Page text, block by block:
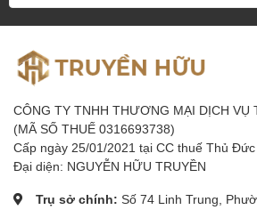
CÔNG TY TNHH THƯƠNG MẠI DỊCH VỤ
(MÃ SỐ THUẾ 0316693738)
Cấp ngày 25/01/2021 tại CC thuế Thủ Đức
Đại diện: NGUYỄN HỮU TRUYỀN
Trụ sở chính: Số 74 Linh Trung,